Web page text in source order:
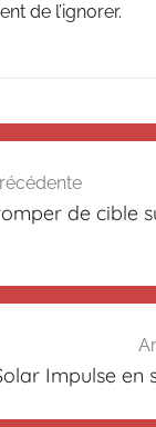
de l’ignorer.
de cible
Impulse en